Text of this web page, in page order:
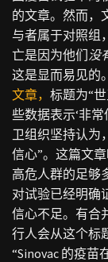
的文章。然而，
与者属于对照组
亡是因为他们没
这是显而易见的
文章， 标题为“
些数据表示‘非
卫组织坚持认为
信心”。这篇文
高危人群的足够
对试验已经明确
信心不足。有合
行人会从这个标
“Sinovac 的疫